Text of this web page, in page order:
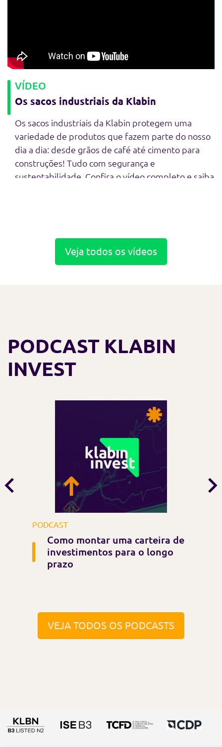
VÍDEO
Os sacos industriais da Klabin
Os sacos industriais da Klabin protegem uma
variedade de produtos que fazem parte do nosso
dia a dia: desde grãos de café até cimento para
construções! Tudo com segurança e
sustentabilidade. Confira o vídeo completo e saiba
Veja todos os vídeos
PODCAST KLABIN
INVEST
PODCAST
Como montar uma carteira de
investimentos para o longo
prazo
VEJA TODOS OS PODCASTS